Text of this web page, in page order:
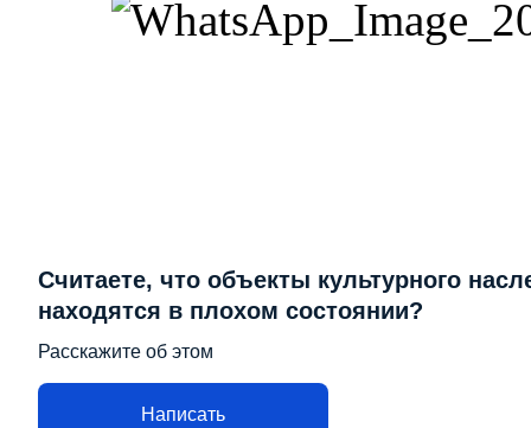
Считаете, что объекты культурного
находятся в плохом состоянии?
Расскажите об этом
Написать